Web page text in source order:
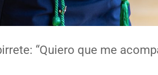
“Quiero que me